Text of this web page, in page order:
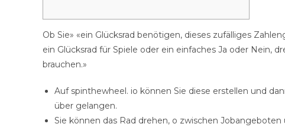
Ob Sie» «ein Glücksrad benötigen, dieses zufälliges
ein Glücksrad für Spiele oder ein einfaches Ja oder Nein,
brauchen.»
Auf spinthewheel. io können Sie diese erstellen und
über gelangen.
Sie können das Rad drehen, o zwischen